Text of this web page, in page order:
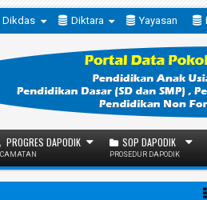
Dikdas Diktara Yayasan
PROGRES DAPODIK SOP DAPODIK
PROSEDUR DAPODIK